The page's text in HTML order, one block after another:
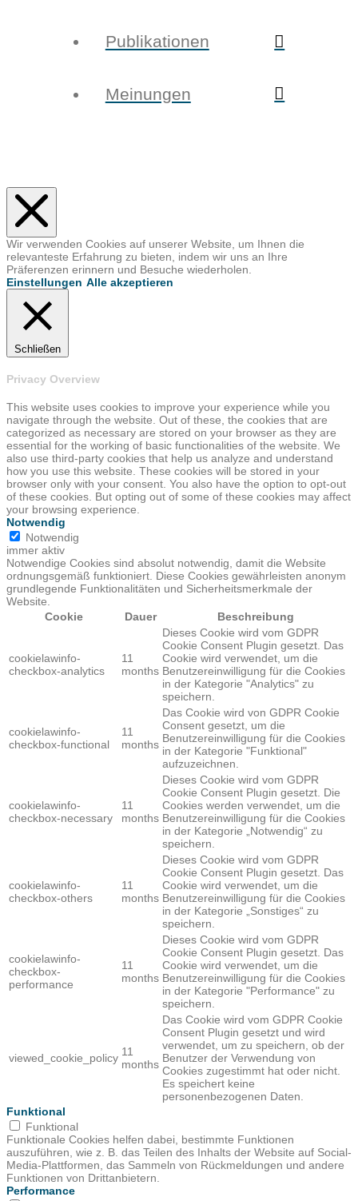
Publikationen
Meinungen
Wir verwenden Cookies auf unserer Website, um Ihnen die
relevanteste Erfahrung zu bieten, indem wir uns an Ihre
Präferenzen erinnern und Besuche wiederholen.
Einstellungen Alle akzeptieren
Schließen
Privacy Overview
This website uses cookies to improve your experience while you
navigate through the website. Out of these, the cookies that are
categorized as necessary are stored on your browser as they are
essential for the working of basic functionalities of the website. We
also use third-party cookies that help us analyze and understand
how you use this website. These cookies will be stored in your
browser only with your consent. You also have the option to opt-out
of these cookies. But opting out of some of these cookies may affect
your browsing experience.
Notwendig
Notwendig
immer aktiv
Notwendige Cookies sind absolut notwendig, damit die Website
ordnungsgemäß funktioniert. Diese Cookies gewährleisten anonym
grundlegende Funktionalitäten und Sicherheitsmerkmale der
Website.
Cookie
Dauer Beschreibung
cookielawinfo-
checkbox-analytics
11
months
Dieses Cookie wird vom GDPR
Cookie Consent Plugin gesetzt. Das
Cookie wird verwendet, um die
Benutzereinwilligung für die Cookies
in der Kategorie "Analytics" zu
speichern.
cookielawinfo-
checkbox-functional
11
months
Das Cookie wird von GDPR Cookie
Consent gesetzt, um die
Benutzereinwilligung für die Cookies
in der Kategorie "Funktional"
aufzuzeichnen.
cookielawinfo-
checkbox-necessary
11
months
Dieses Cookie wird vom GDPR
Cookie Consent Plugin gesetzt. Die
Cookies werden verwendet, um die
Benutzereinwilligung für die Cookies
in der Kategorie „Notwendig“ zu
speichern.
cookielawinfo-
checkbox-others
11
months
Dieses Cookie wird vom GDPR
Cookie Consent Plugin gesetzt. Das
Cookie wird verwendet, um die
Benutzereinwilligung für die Cookies
in der Kategorie „Sonstiges“ zu
speichern.
cookielawinfo-
checkbox-
performance
11
months
Dieses Cookie wird vom GDPR
Cookie Consent Plugin gesetzt. Das
Cookie wird verwendet, um die
Benutzereinwilligung für die Cookies
in der Kategorie "Performance" zu
speichern.
viewed_cookie_policy 11
months
Das Cookie wird vom GDPR Cookie
Consent Plugin gesetzt und wird
verwendet, um zu speichern, ob der
Benutzer der Verwendung von
Cookies zugestimmt hat oder nicht.
Es speichert keine
personenbezogenen Daten.
Funktional
Funktional
Funktionale Cookies helfen dabei, bestimmte Funktionen
auszuführen, wie z. B. das Teilen des Inhalts der Website auf Social-
Media-Plattformen, das Sammeln von Rückmeldungen und andere
Funktionen von Drittanbietern.
Performance